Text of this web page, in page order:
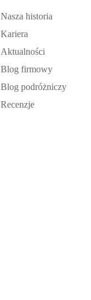
Nasza historia
Kariera
Aktualności
Blog firmowy
Blog podróżniczy
Recenzje